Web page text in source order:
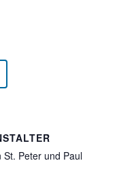
St. Peter und Paul